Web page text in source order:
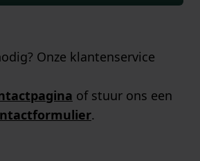
Onze klantenservice
of stuur ons een
.